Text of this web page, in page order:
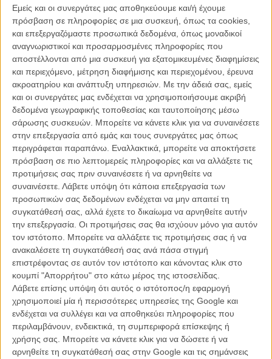
Εμείς και οι συνεργάτες μας αποθηκεύουμε και/ή έχουμε
πρόσβαση σε πληροφορίες σε μια συσκευή, όπως τα cookies,
και επεξεργαζόμαστε προσωπικά δεδομένα, όπως μοναδικοί
αναγνωριστικοί και προσαρμοσμένες πληροφορίες που
αποστέλλονται από μια συσκευή για εξατομικευμένες διαφημίσεις
και περιεχόμενο, μέτρηση διαφήμισης και περιεχομένου, έρευνα
ακροατηρίου και ανάπτυξη υπηρεσιών. Με την άδειά σας, εμείς
και οι συνεργάτες μας ενδέχεται να χρησιμοποιήσουμε ακριβή
δεδομένα γεωγραφικής τοποθεσίας και ταυτοποίησης μέσω
σάρωσης συσκευών. Μπορείτε να κάνετε κλικ για να συναινέσετε
στην επεξεργασία από εμάς και τους συνεργάτες μας όπως
περιγράφεται παραπάνω. Εναλλακτικά, μπορείτε να αποκτήσετε
πρόσβαση σε πιο λεπτομερείς πληροφορίες και να αλλάξετε τις
προτιμήσεις σας πριν συναινέσετε ή να αρνηθείτε να
συναινέσετε. Λάβετε υπόψη ότι κάποια επεξεργασία των
προσωπικών σας δεδομένων ενδέχεται να μην απαιτεί τη
συγκατάθεσή σας, αλλά έχετε το δικαίωμα να αρνηθείτε αυτήν
την επεξεργασία. Οι προτιμήσεις σας θα ισχύουν μόνο για αυτόν
τον ιστότοπο. Μπορείτε να αλλάξετε τις προτιμήσεις σας ή να
ανακαλέσετε τη συγκατάθεσή σας ανά πάσα στιγμή
επιστρέφοντας σε αυτόν τον ιστότοπο και κάνοντας κλικ στο
κουμπί "Απορρήτου" στο κάτω μέρος της ιστοσελίδας.
Λάβετε επίσης υπόψη ότι αυτός ο ιστότοπος/η εφαρμογή
χρησιμοποιεί μία ή περισσότερες υπηρεσίες της Google και
ενδέχεται να συλλέγει και να αποθηκεύει πληροφορίες που
περιλαμβάνουν, ενδεικτικά, τη συμπεριφορά επίσκεψης ή
χρήσης σας. Μπορείτε να κάνετε κλικ για να δώσετε ή να
αρνηθείτε τη συγκατάθεσή σας στην Google και τις σημάνσεις
συγγραφέα, συνειδητοποιεί ότι τη φωτογραφίζει. Κι ανασύρει κάτι
από το παρελθόν της που πίστευε ότι έχει θάψει πολύ βαθιά.
Διαβάστε ακόμα:Νέο τρέιλερ του «The Penguin» από το
Comic-Con του Σαν Ντιέγκο